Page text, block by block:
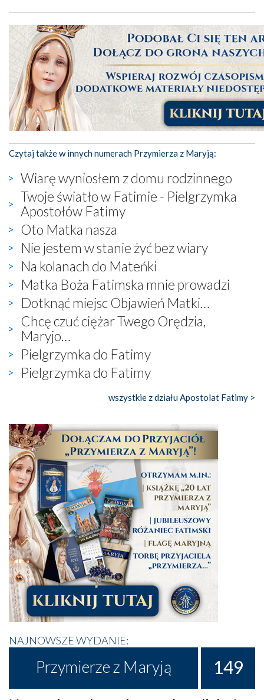
Czytaj także w innych numerach Przymierza z Maryją:
Wiarę wyniosłem z domu rodzinnego
Twoje światło w Fatimie - Pielgrzymka
Apostołów Fatimy
Oto Matka nasza
Nie jestem w stanie żyć bez wiary
Na kolanach do Mateńki
Matka Boża Fatimska mnie prowadzi
Dotknąć miejsc Objawień Matki…
Chcę czuć ciężar Twego Orędzia,
Maryjo…
Pielgrzymka do Fatimy
Pielgrzymka do Fatimy
wszystkie z działu Apostolat Fatimy >
NAJNOWSZE WYDANIE:
Przymierze z Maryją 149